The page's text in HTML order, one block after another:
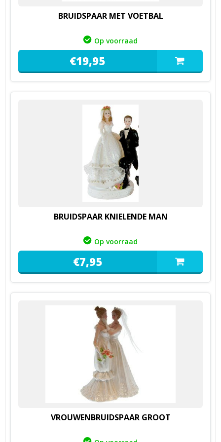
BRUIDSPAAR MET VOETBAL
Op voorraad
€19,95
BRUIDSPAAR KNIELENDE MAN
Op voorraad
€7,95
VROUWENBRUIDSPAAR GROOT